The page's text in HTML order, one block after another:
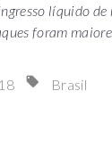
líquido
foram
Brasil